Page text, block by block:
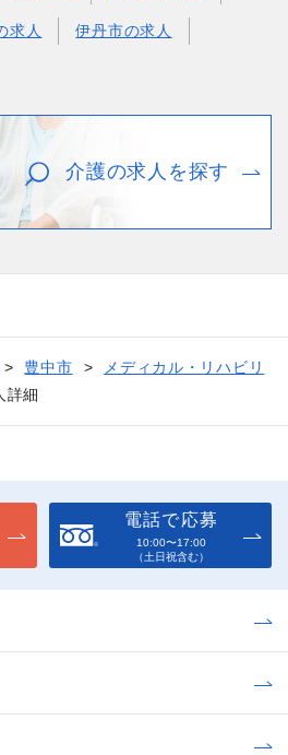
求人 伊丹市の求人
介護の求人を探す
豊中市
メディカル・リハビリ
詳細
電話で応募
10:00〜17:00
（土日祝含む）